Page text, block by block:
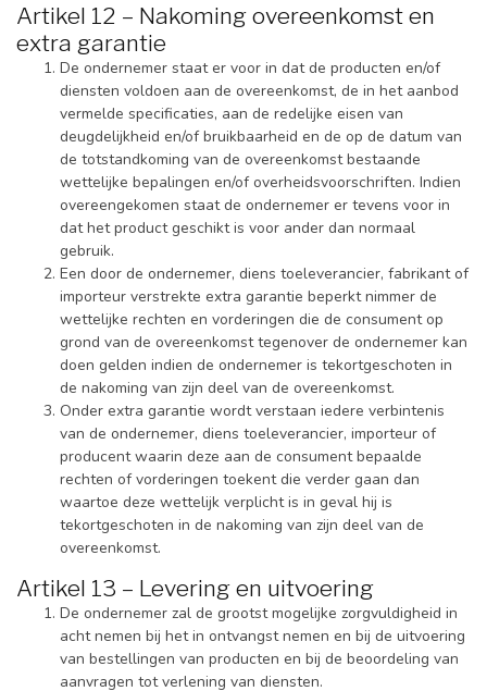
Artikel 12 – Nakoming overeenkomst en
extra garantie
De ondernemer staat er voor in dat de producten en/of
diensten voldoen aan de overeenkomst, de in het aanbod
vermelde specificaties, aan de redelijke eisen van
deugdelijkheid en/of bruikbaarheid en de op de datum van
de totstandkoming van de overeenkomst bestaande
wettelijke bepalingen en/of overheidsvoorschriften. Indien
overeengekomen staat de ondernemer er tevens voor in
dat het product geschikt is voor ander dan normaal
gebruik.
Een door de ondernemer, diens toeleverancier, fabrikant of
importeur verstrekte extra garantie beperkt nimmer de
wettelijke rechten en vorderingen die de consument op
grond van de overeenkomst tegenover de ondernemer kan
doen gelden indien de ondernemer is tekortgeschoten in
de nakoming van zijn deel van de overeenkomst.
Onder extra garantie wordt verstaan iedere verbintenis
van de ondernemer, diens toeleverancier, importeur of
producent waarin deze aan de consument bepaalde
rechten of vorderingen toekent die verder gaan dan
waartoe deze wettelijk verplicht is in geval hij is
tekortgeschoten in de nakoming van zijn deel van de
overeenkomst.
Artikel 13 – Levering en uitvoering
De ondernemer zal de grootst mogelijke zorgvuldigheid in
acht nemen bij het in ontvangst nemen en bij de uitvoering
van bestellingen van producten en bij de beoordeling van
aanvragen tot verlening van diensten.